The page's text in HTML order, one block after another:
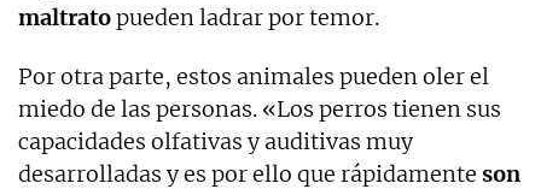
maltratopueden ladrar por temor.
Por otra parte, estos animales pueden oler el
miedo de las personas. «Los perros tienen sus
capacidades olfativas y auditivas muy
desarrolladas y es por ello que rápidamente son